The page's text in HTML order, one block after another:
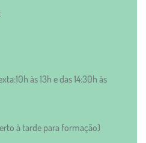
às 13h e das 14:30h às
à tarde para formação)